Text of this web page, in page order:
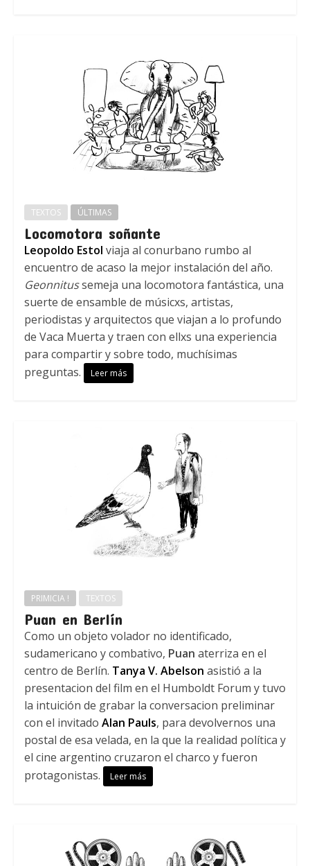
TEXTOS ÚLTIMAS
Locomotora soñante
Leopoldo Estol viaja al conurbano rumbo al
encuentro de acaso la mejor instalación del año.
Geonnitussemeja una locomotora fantástica, una
suerte de ensamble de músicxs, artistas,
periodistas y arquitectos que viajan a lo profundo
de Vaca Muerta y traen con ellxs una experiencia
para compartir y sobre todo, muchísimas
preguntas.
Leer más
PRIMICIA ! TEXTOS
Puan en Berlín
Como un objeto volador no identificado,
sudamericano y combativo, Puan aterriza en el
centro de Berlín. Tanya V. Abelson asistió a la
presentacion del film en el Humboldt Forum y tuvo
la intuición de grabar la conversacion preliminar
con el invitado Alan Pauls, para devolvernos una
postal de esa velada, en la que la realidad política y
el cine argentino cruzaron el charco y fueron
protagonistas.
Leer más